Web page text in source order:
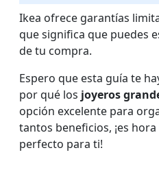
Ikea ofrece garantías
que significa que puedes
de tu compra.
Espero que esta guía te
por qué los joyeros
opción excelente para
tantos beneficios, ¡es
perfecto para ti!